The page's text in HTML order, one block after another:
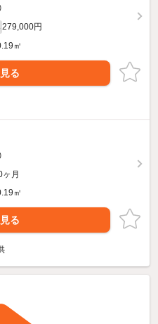
279,000円
㎡
る
ヶ月
㎡
る